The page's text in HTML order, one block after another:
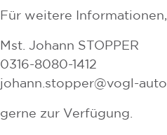
Für weitere
Mst. Johann STOPPER
0316-8080-1412
johann.stopper@vogl-
gerne zur Verfügung.